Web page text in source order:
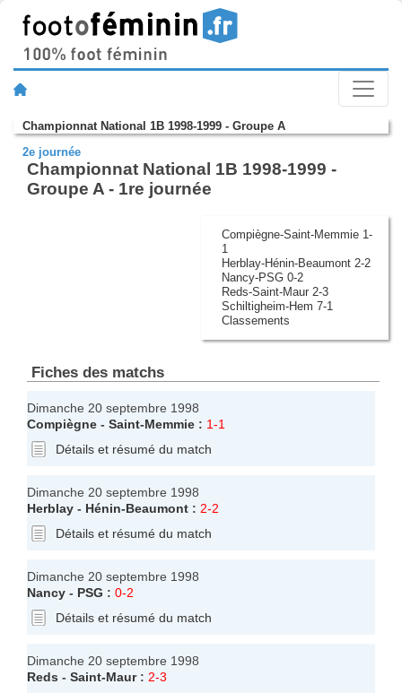
Championnat National 1B 1998-1999 - Groupe A
2e journée
Championnat National 1B 1998-1999 -
Groupe A - 1re journée
Compiègne-Saint-Memmie 1-
1
Herblay-Hénin-Beaumont 2-2
Nancy-PSG 0-2
Reds-Saint-Maur 2-3
Schiltigheim-Hem 7-1
Classements
Fiches des matchs
Dimanche 20 septembre 1998
Compiègne - Saint-Memmie : 1-1
Détails et résumé du match
Dimanche 20 septembre 1998
Herblay - Hénin-Beaumont : 2-2
Détails et résumé du match
Dimanche 20 septembre 1998
Nancy - PSG : 0-2
Détails et résumé du match
Dimanche 20 septembre 1998
Reds - Saint-Maur: 2-3